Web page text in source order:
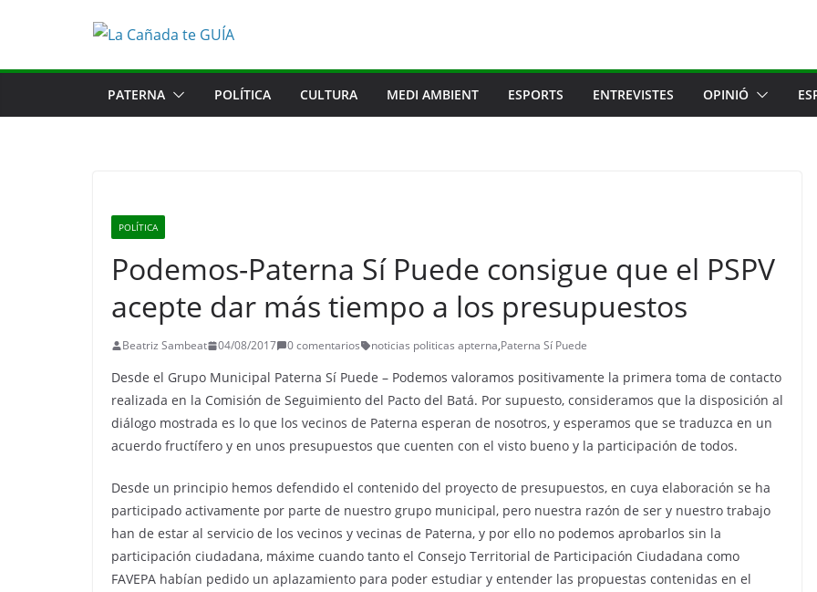
PATERNA POLÍTICA CULTURA MEDI AMBIENT ESPORTS ENTREVISTES OPINIÓ
POLÍTICA
Podemos-Paterna Sí Puede consigue que el PSPV
acepte dar más tiempo a los presupuestos
Beatriz Sambeat 04/08/2017 0 comentarios noticias politicas apterna,Paterna Sí Puede
Desde el Grupo Municipal Paterna Sí Puede – Podemos valoramos positivamente la primera toma de contacto
realizada en la Comisión de Seguimiento del Pacto del Batá. Por supuesto, consideramos que la disposición al
diálogo mostrada es lo que los vecinos de Paterna esperan de nosotros, y esperamos que se traduzca en un
acuerdo fructífero y en unos presupuestos que cuenten con el visto bueno y la participación de todos.
Desde un principio hemos defendido el contenido del proyecto de presupuestos, en cuya elaboración se ha
participado activamente por parte de nuestro grupo municipal, pero nuestra razón de ser y nuestro trabajo
han de estar al servicio de los vecinos y vecinas de Paterna, y por ello no podemos aprobarlos sin la
participación ciudadana, máxime cuando tanto el Consejo Territorial de Participación Ciudadana como
FAVEPA habían pedido un aplazamiento para poder estudiar y entender las propuestas contenidas en el